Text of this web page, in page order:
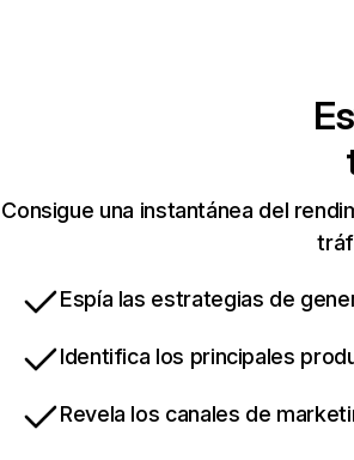
Consigue una instantánea del
Espía las estrategias de
Identifica los principales
Revela los canales de